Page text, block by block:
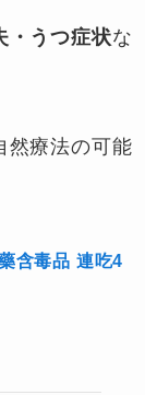
・うつ症状な
然療法の可能
含毒品 連吃4